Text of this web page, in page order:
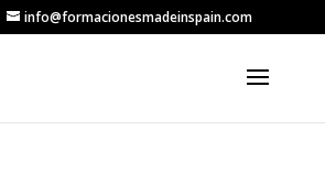
info@formacionesmadeinspain.com